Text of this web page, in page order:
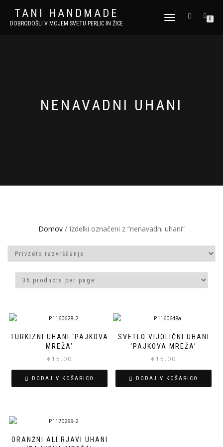
TANI HANDMADE
DOBRODOŠLI V MOJEM SVETU PERLIC IN ŽICE
VKLOPI/IZKLOPI
0
NENAVADNI UHANI
Domov / Izdelki označeni z “nenavadni uhani”
TURKIZNI UHANI ‘PAJKOVA
MREŽA’
€15.00
DODAJ V KOŠARICO
SVETLO VIJOLIČNI UHANI
‘PAJKOVA MREŽA’
€15.00
DODAJ V KOŠARICO
ORANŽNI ALI RJAVI UHANI